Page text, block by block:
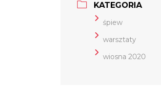
KATEGORIA
śpiew
warsztaty
wiosna 2020